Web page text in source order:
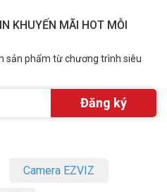
KHUYẾN MÃI HOT MỖI
sản phẩm từ chương trình siêu
Camera EZVIZ